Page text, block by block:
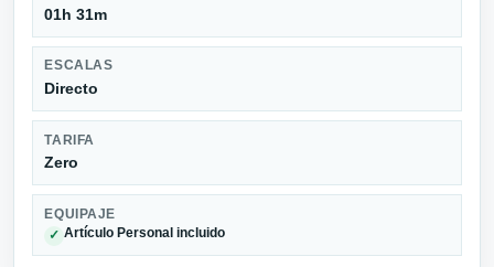
01h 31m
ESCALAS
Directo
TARIFA
Zero
EQUIPAJE
✓ Artículo Personal incluido